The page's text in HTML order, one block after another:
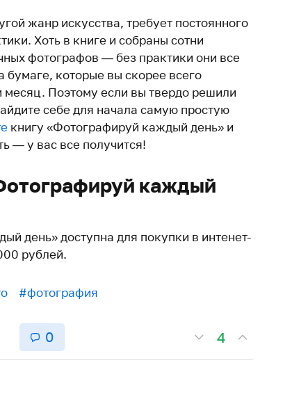
жанр искусства, требует постоянного
Хоть в книге и собраны сотни
фотографов — без практики они все
бумаге, которые вы скорее всего
месяц. Поэтому если вы твердо решили
себе для начала самую простую
книгу «Фотографируй каждый день» и
— у вас все получится!
каждый
день» доступна для покупки в интенет-
рублей.
#фотография
0 4